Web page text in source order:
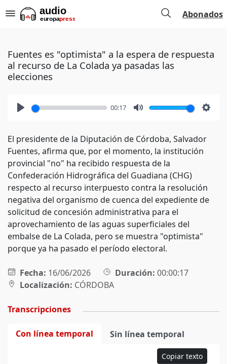
Abonados
Fuentes es "optimista" a la espera de respuesta
al recurso de La Colada ya pasadas las
elecciones
00:17
El presidente de la Diputación de Córdoba, Salvador
Fuentes, afirma que, por el momento, la institución
provincial "no" ha recibido respuesta de la
Confederación Hidrográfica del Guadiana (CHG)
respecto al recurso interpuesto contra la resolución
negativa del organismo de cuenca del expediente de
solicitud de concesión administrativa para el
aprovechamiento de las aguas superficiales del
embalse de La Colada, pero se muestra "optimista"
porque ya ha pasado el período electoral.
Fecha: 16/06/2026 Duración: 00:00:17
Localización: CÓRDOBA
Transcripciones
Con línea temporal Sin línea temporal
Copiar texto